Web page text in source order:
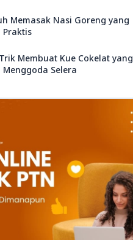
Memasak Nasi Goreng yang
Praktis
Membuat Kue Cokelat yang
Menggoda Selera